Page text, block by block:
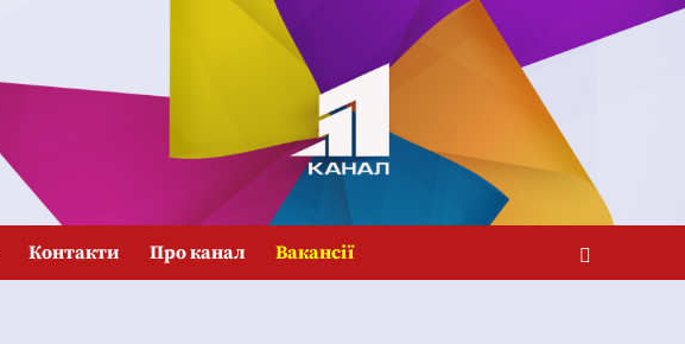
Контакти Про канал Вакансії